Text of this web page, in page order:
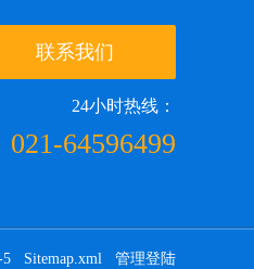
联系我们
24小时热线：
021-64596499
5 Sitemap.xml 管理登陆